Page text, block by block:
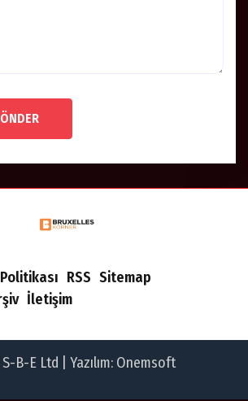
RSS Sitemap
İletişim
B-E Ltd | Yazılım: Onemsoft